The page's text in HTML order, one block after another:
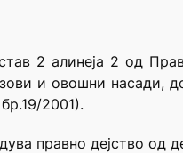
2 алинеја 2 од
и овошни насади,
2001).
правно дејство од